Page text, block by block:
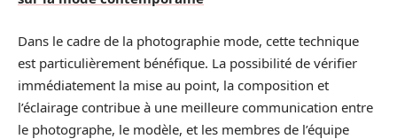
Dans le cadre de la photographie mode, cette technique
est particulièrement bénéfique. La possibilité de vérifier
immédiatement la mise au point, la composition et
l’éclairage contribue à une meilleure communication entre
le photographe, le modèle, et les membres de l’équipe